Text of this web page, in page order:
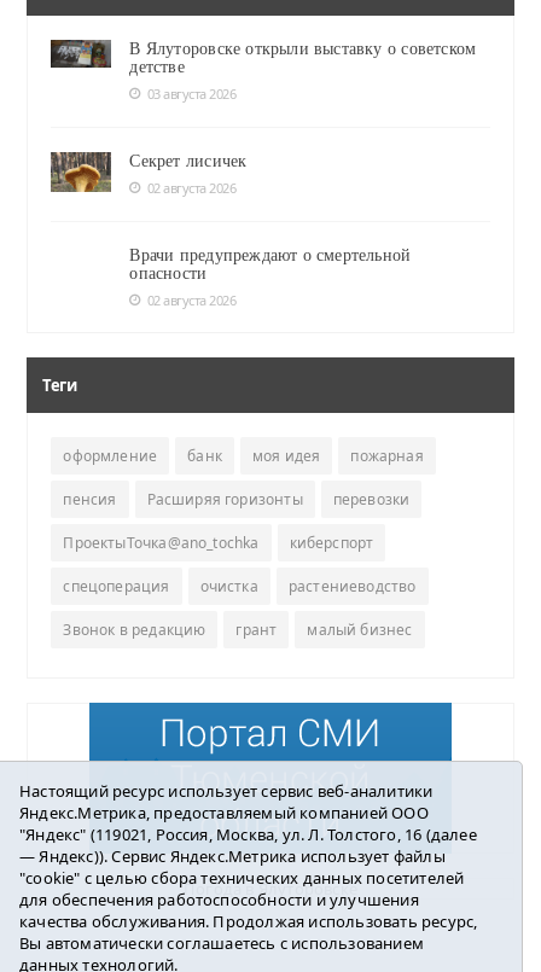
В Ялуторовске открыли выставку о советском
детстве
03 августа 2026
Секрет лисичек
02 августа 2026
Врачи предупреждают о смертельной
опасности
02 августа 2026
Теги
оформление банк моя идея пожарная
пенсия Расширяя горизонты перевозки
ПроектыТочка@ano_tochka киберспорт
спецоперация очистка растениеводство
Звонок в редакцию грант малый бизнес
Погода в Ялуторовске
Настоящий ресурс использует сервис веб-аналитики
Яндекс.Метрика, предоставляемый компанией ООО
"Яндекс" (119021, Россия, Москва, ул. Л. Толстого, 16 (далее
— Яндекс)). Сервис Яндекс.Метрика использует файлы
"cookie" с целью сбора технических данных посетителей
для обеспечения работоспособности и улучшения
качества обслуживания. Продолжая использовать ресурс,
Вы автоматически соглашаетесь с использованием
данных технологий.